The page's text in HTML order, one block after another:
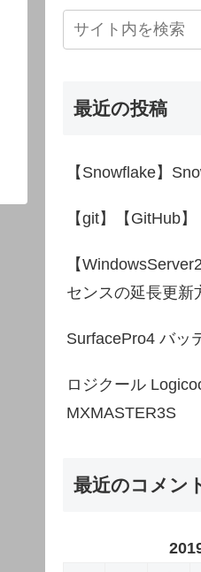
最近の投稿
【Snowflake】
【git】【GitHub
【
センスの延長更新
SurfacePro4 バッ
ロジクール
MXMASTER3S
最近のコメン